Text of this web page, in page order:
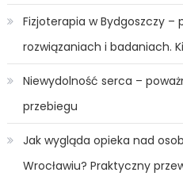
Fizjoterapia w Bydgoszczy
rozwiązaniach i badaniach.
Niewydolność serca –
przebiegu
Jak wygląda opieka nad
Wrocławiu? Praktyczny